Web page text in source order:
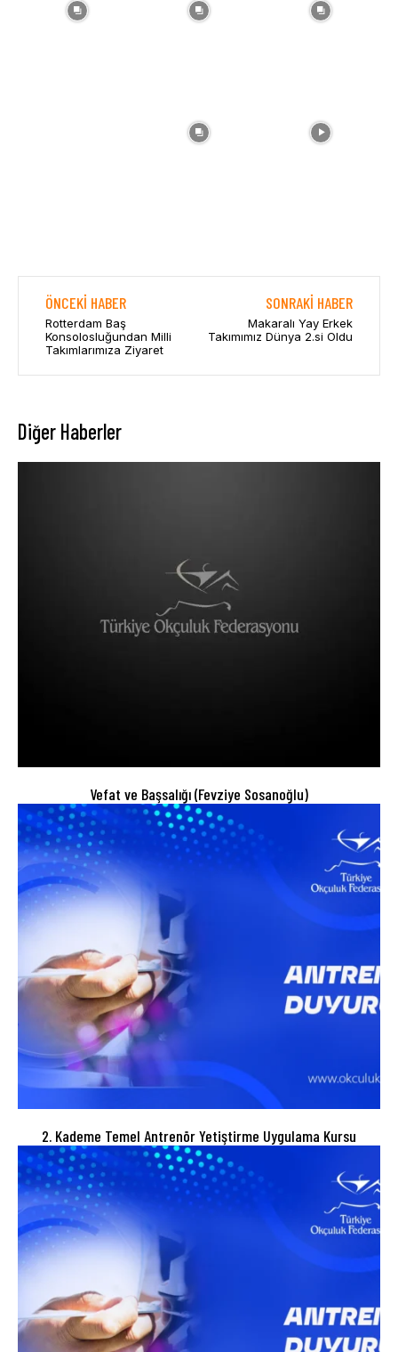
ÖNCEKI HABER
Rotterdam Baş
Konsolosluğundan Milli
Takımlarımıza Ziyaret
SONRAKI HABER
Makaralı Yay Erkek
Takımımız Dünya 2.si Oldu
Diğer Haberler
Vefat ve Başsalığı (Fevziye Sosanoğlu)
2. Kademe Temel Antrenör Yetiştirme Uygulama Kursu